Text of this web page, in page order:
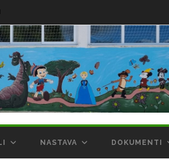
NASTAVA DOKUMENTI